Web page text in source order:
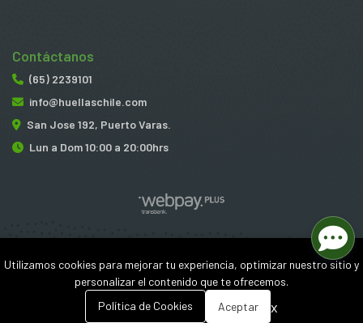
Contáctanos
(65) 2239101
info@huellaschile.com
San Jose 192, Puerto Varas.
Lun a Dom 10:00 a 20:00hrs
¿Te gusta mi tienda? Yo vendo conBsale
Utilizamos cookies para mejorar tu experiencia, optimizar nuestro sitio y
personalizar el contenido que te ofrecemos.
Política de Cookies
Aceptar x